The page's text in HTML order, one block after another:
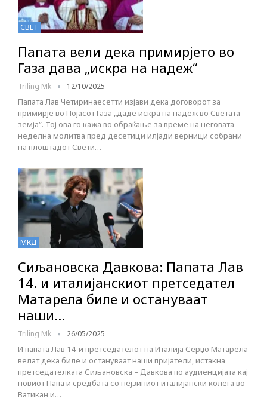
СВЕТ
Папата вели дека примирјето во
Газа дава „искра на надеж“
Triling Mk 12/10/2025
Папата Лав Четиринаесетти изјави дека договорот за
примирје во Појасот Газа „даде искра на надеж во Светата
земја“. Тој ова го кажа во обраќање за време на неговата
неделна молитва пред десетици илјади верници собрани
на плоштадот Свети…
МКД
Сиљановска Давкова: Папата Лав
14. и италијанскиот претседател
Матарела биле и остануваат
наши…
Triling Mk 26/05/2025
И папата Лав 14. и претседателот на Италија Серџо Матарела
велат дека биле и остануваат наши пријатели, истакна
претседателката Сиљановска – Давкова по аудиенцијата кај
новиот Папа и средбата со нејзиниот италијански колега во
Ватикан и…